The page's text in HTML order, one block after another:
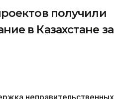
получили
в Казахстане за
неправительственных